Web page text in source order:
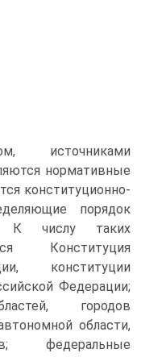
источниками
нормативные
конституционно-
порядок
К числу таких
Конституция
конституции
Федерации;
городов
области,
федеральные